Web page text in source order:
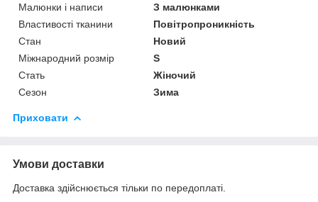
Малюнки і написи
З малюнками
Властивості тканини
Повітропроникність
Стан
Новий
Міжнародний розмір
S
Стать
Жіночий
Сезон
Зима
Приховати
Умови доставки
Доставка здійснюється тільки по передоплаті.